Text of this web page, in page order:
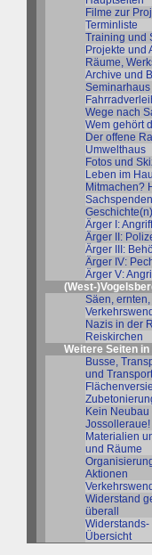
Filme zur
Terminliste
Training und
Projekte und
Räume,
Archive und
Seminarhaus
Wege nach
Wem gehört
Der offene
Umwelthaus
Fotos und
Leben im
Mitmachen?
Geschichte(n)
Ärger I:
Ärger II:
Ärger III:
Ärger IV:
Ärger V:
(West-
Säen,
Nazis in der
Reiskirchen
Weitere Seiten
Busse,
und
Kein
Jossolleraue!
Materialien
und Räume
Aktionen
Widerstand
überall
Übersicht